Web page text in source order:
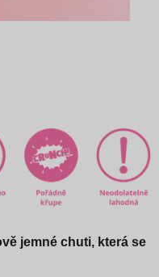
jemné chuti, která se